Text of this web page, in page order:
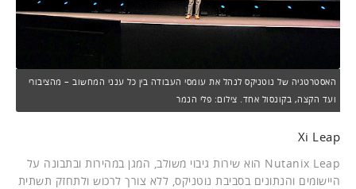
האסטרטגיה של נוטניקס לנהל את עומסי העבודה בין כל ענני המחשוב – מהציבורי
ועד הקצה, בקונסול אחד. צילום: פלי הנמר
Xi Leap
Nutanix Leap הוא שירות גיבוי משולב, המגן במהירות ובתבונה על
היישומים והנתונים בסביבת נוטניקס, ללא צורך לרכוש ולתחזק תשתית